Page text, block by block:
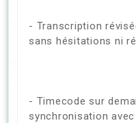
- Transcription
sans hésitations ni
- Timecode sur
synchronisation